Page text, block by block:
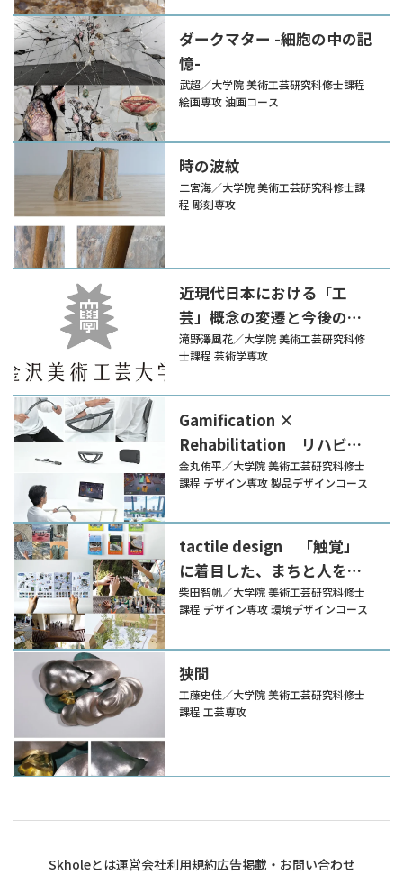
ダークマター -細胞の中の記
憶-
武超／大学院 美術工芸研究科修士課程
絵画専攻 油画コース
時の波紋
二宮海／大学院 美術工芸研究科修士課
程 彫刻専攻
近現代日本における「工
芸」概念の変遷と今後の発
展の考察 -近年開催された
「工芸」の展覧会を事例と
して-
滝野澤風花／大学院 美術工芸研究科修
士課程 芸術学専攻
Gamification ×
Rehabilitation リハビリ
テーションの体験を豊かに
変えるデザインの研究
金丸侑平／大学院 美術工芸研究科修士
課程 デザイン専攻 製品デザインコース
tactile design 「触覚」
に着目した、まちと人を繋
げる空間体験の研究
柴田智帆／大学院 美術工芸研究科修士
課程 デザイン専攻 環境デザインコース
狭間
工藤史佳／大学院 美術工芸研究科修士
課程 工芸専攻
Skholeとは運営会社利用規約広告掲載・お問い合わせ